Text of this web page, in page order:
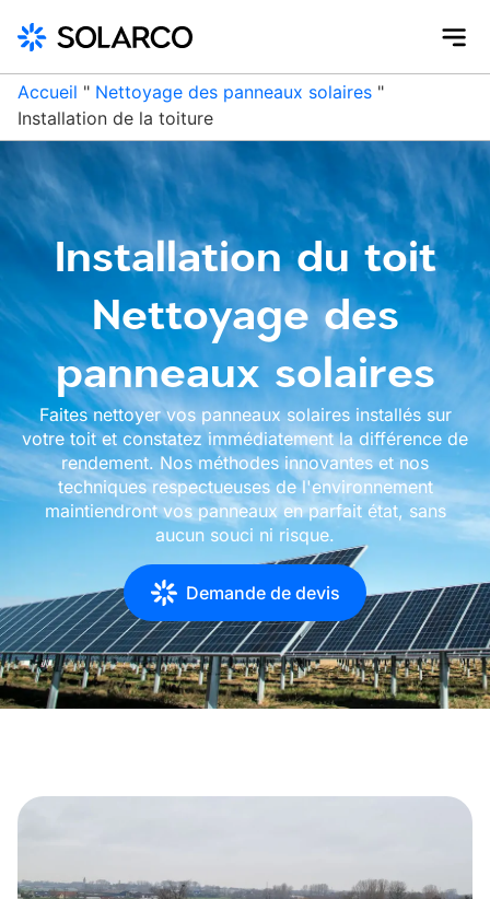
Accueil " Nettoyage des panneaux solaires "
Installation de la toiture
Installation du toit
Nettoyage des
panneaux solaires
Faites nettoyer vos panneaux solaires installés sur
votre toit et constatez immédiatement la différence de
rendement. Nos méthodes innovantes et nos
techniques respectueuses de l'environnement
maintiendront vos panneaux en parfait état, sans
aucun souci ni risque.
Demande de devis